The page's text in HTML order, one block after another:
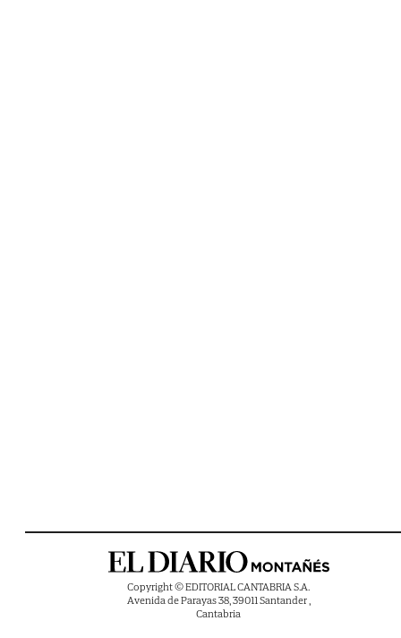
Copyright © EDITORIAL CANTABRIA S.A.
Avenida de Parayas 38, 39011 Santander ,
Cantabria